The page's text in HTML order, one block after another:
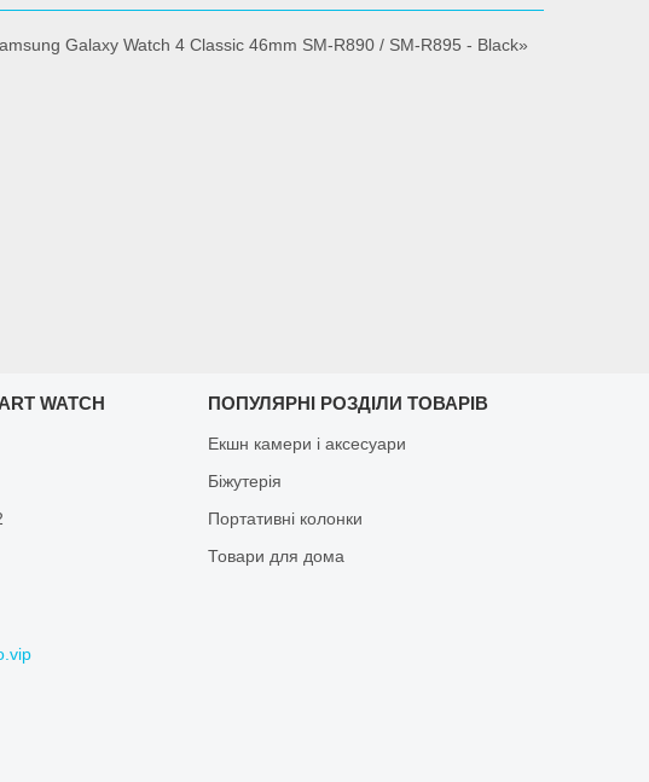
Galaxy Watch 4 Classic 46mm SM-R890 / SM-R895 - Black»
WATCH ПОПУЛЯРНІ РОЗДІЛИ ТОВАРІВ
Екшн камери і аксесуари
Біжутерія
Портативні колонки
Товари для дома